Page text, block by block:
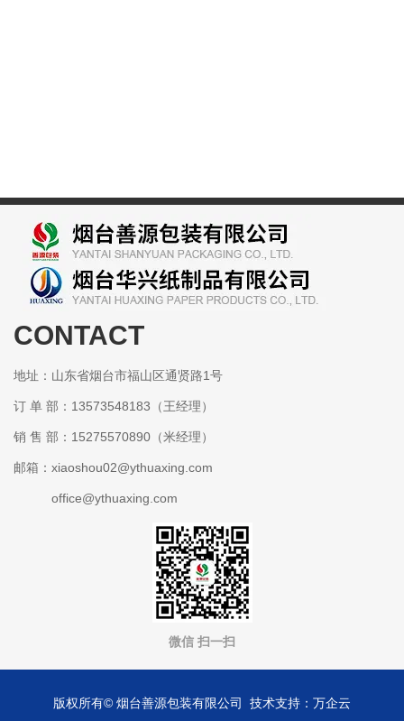
某某包装有限公司
CONTACT
地址：山东省烟台市福山区通贤路1号
订 单 部：13573548183（王经理）
销 售 部：15275570890（米经理）
邮箱：xiaoshou02@ythuaxing.com
office@ythuaxing.com
微信 扫一扫
版权所有© 烟台善源包装有限公司 技术支持：万企云